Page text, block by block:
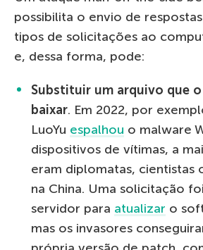
possibilita o envio de
tipos de solicitações ao
e, dessa forma, pode:
Substituir um arquivo que
baixar. Em 2022, por
LuoYu espalhou o malware
dispositivos de vítimas, a
eram diplomatas, cientistas
na China. Uma solicitação
servidor para atualizar o
mas os invasores